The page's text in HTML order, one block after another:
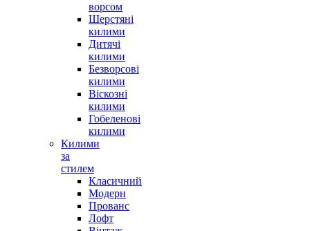
ворсом
Шерстяні
килими
Дитячі
килими
Безворсові
килими
Віскозні
килими
Гобеленові
килими
Килими
за
стилем
Класичний
Модерн
Прованс
Лофт